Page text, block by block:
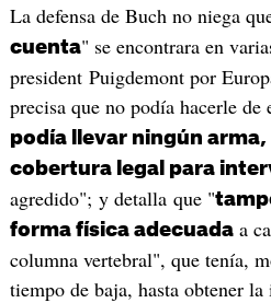
La defensa de Buch no niega
cuenta" se encontrara en
president Puigdemont por
precisa que no podía hacerle de
podía llevar ningún
cobertura legal para
agredido"; y detalla que "
forma física adecuadaa
columna vertebral", que tenía,
tiempo de baja, hasta obtener